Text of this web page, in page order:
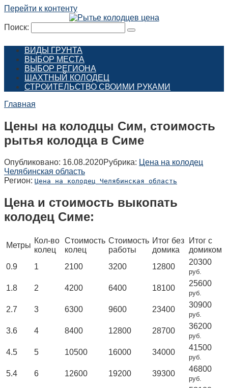
Перейти к контенту
Поиск:
ВИДЫ ГРУНТА
ВЫБОР МЕСТА
ВЫБОР РЕГИОНА
ШАХТНЫЙ КОЛОДЕЦ
СТРОИТЕЛЬСТВО СВОИМИ РУКАМИ
Главная
Цены на колодцы Сим, стоимость
рытья колодца в Симе
Опубликовано: 16.08.2020Рубрика: Цена на колодец
Челябинская область
Регион: Цена на колодец Челябинская область
Цена и стоимость выкопать
колодец Симе:
Метры
Кол-во
колец
Стоимость
колец
Стоимость
работы
Итог без
домика
Итог с
домиком
0.9
1 2100 3200 12800
20300
руб.
1.8 2 4200 6400 18100
25600
руб.
2.7 3 6300 9600 23400
30900
руб.
3.6 4 8400 12800 28700
36200
руб.
4.5 5 10500 16000 34000
41500
руб.
5.4 6 12600 19200 39300
46800
руб.